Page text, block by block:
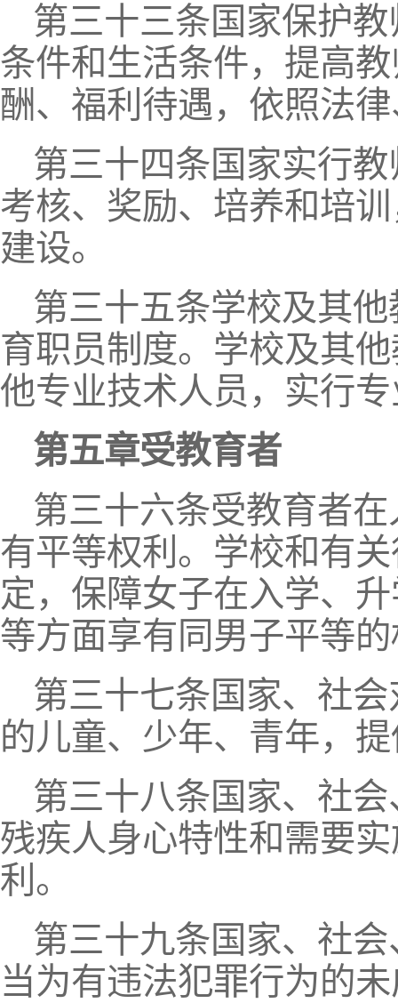
第三十三条国家保护
条件和生活条件，提高
酬、福利待遇，依照法
第三十四条国家实行
考核、奖励、培养和培
建设。
第三十五条学校及其
育职员制度。学校及其
他专业技术人员，实行
第五章受教育者
第三十六条受教育者
有平等权利。学校和有
定，保障女子在入学、
等方面享有同男子平等
第三十七条国家、社
的儿童、少年、青年，
第三十八条国家、社
残疾人身心特性和需要
利。
第三十九条国家、社
当为有违法犯罪行为的